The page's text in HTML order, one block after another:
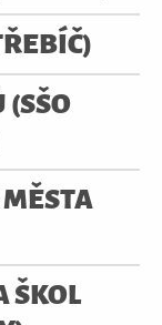
(SŠO
ŠKOL